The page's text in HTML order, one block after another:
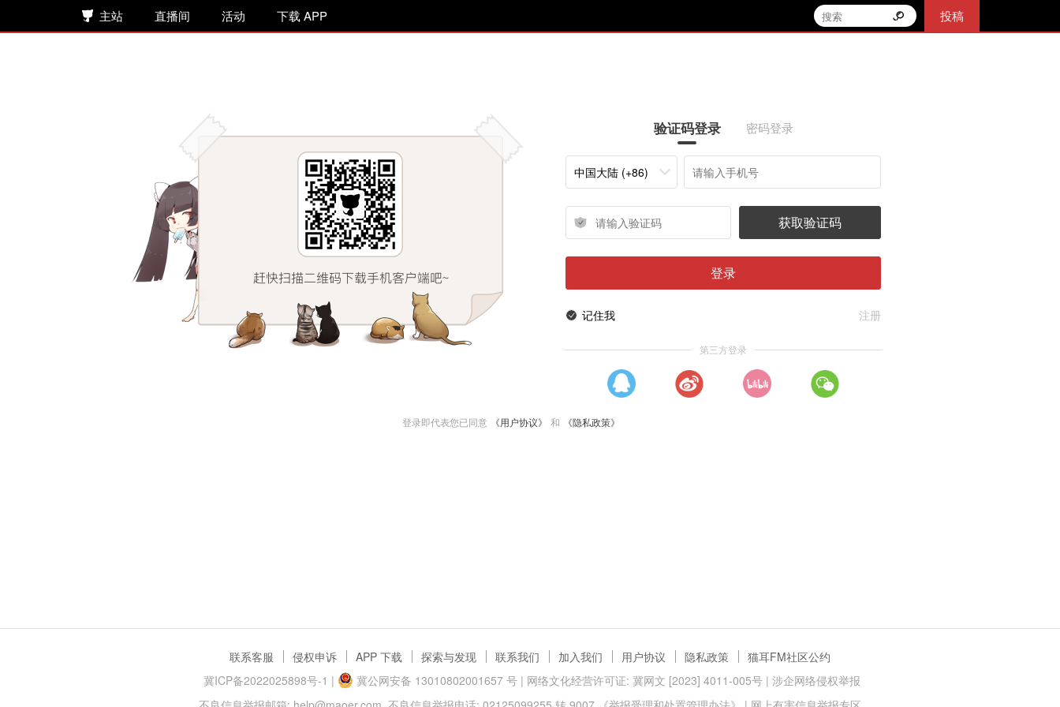
主站 直播间 活动 下载 APP 投稿
验证码登录 密码登录
中国大陆 (+86)
获取验证码
登录
记住我 注册
第三方登录
登录即代表您已同意 《用户协议》 和 《隐私政策》
联系客服 侵权申诉 APP 下载 探索与发现 联系我们 加入我们 用户协议 隐私政策
猫耳FM社区公约
冀ICP备2022025898号-1 | 冀公网安备 13010802001657 号| 网络文化经营许可证: 冀网文 [2023] 4011-005号 | 涉企网络侵权举报